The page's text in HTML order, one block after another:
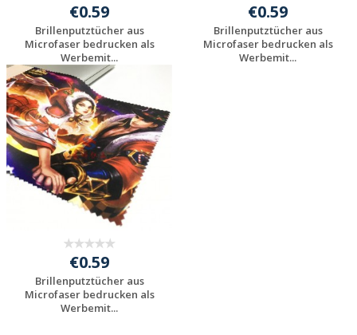
€0.59
Brillenputztücher aus
Microfaser bedrucken als
Werbemit...
Individuelles
Angebot anfordern
€0.59
Brillenputztücher aus
Microfaser bedrucken als
Werbemit...
€0.59
Brillenputztücher aus
Microfaser bedrucken als
Werbemit...